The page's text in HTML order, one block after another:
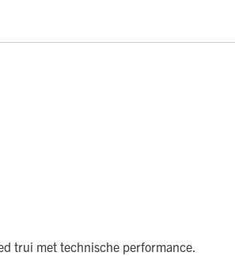
trui met technische performance.